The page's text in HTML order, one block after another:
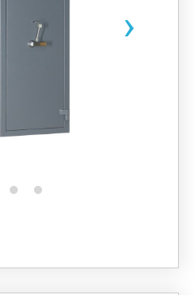
›